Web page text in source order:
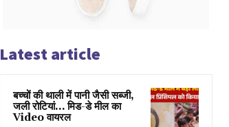
Latest article
बच्चों की थाली में पानी जैसी सब्जी,
जली रोटियां… मिड-डे मील का
Video वायरल